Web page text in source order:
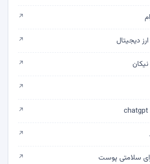
↗
دیجیتال ↗
↗
↗
↗
↗
سلامتی پوست ↗